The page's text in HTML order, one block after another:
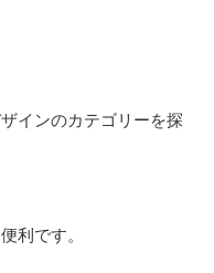
インのカテゴリーを探
利です。